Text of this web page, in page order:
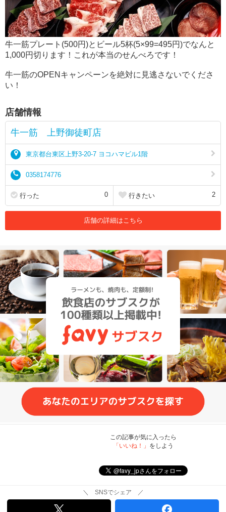
牛一筋プレート(500円)とビール5杯(5×99=495円)でなんと
1,000円切ります！これが本当のせんべろです！
牛一筋のOPENキャンペーンを絶対に見逃さないでくださ
い！
店舗情報
牛一筋 上野御徒町店
東京都台東区上野3-20-7 ヨコハマビル1階
0358174776
行った 0 行きたい 2
店舗の詳細はこちら
この記事が気に入ったら
「いいね！」 をしよう
＼ SNSでシェア ／